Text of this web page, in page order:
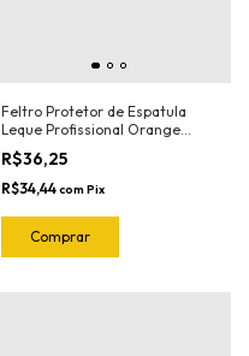
Feltro Protetor de Espatula
Leque Profissional Orange
(5und) 1023.O Joker
R$36,25
R$34,44com Pix